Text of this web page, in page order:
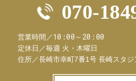
070-
営業時間／10:00～20:00
定休日／毎週 火・木曜日
住所／長崎市幸町7番1号 長崎スタ